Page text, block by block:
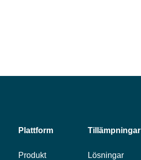
Plattform
Produkt
Tillämpningar
Lösningar